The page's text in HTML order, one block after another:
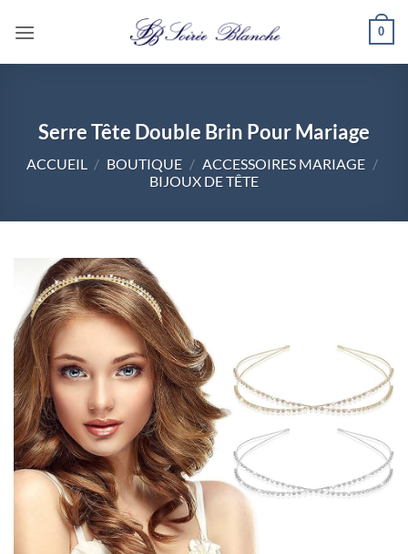
0
Serre Tête Double Brin Pour Mariage
ACCUEIL / BOUTIQUE / ACCESSOIRES MARIAGE /
BIJOUX DE TÊTE